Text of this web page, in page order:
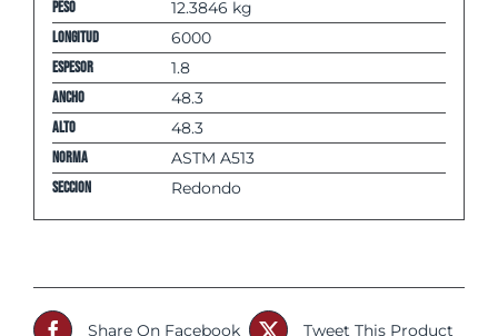
Peso 12.3846 kg
Longitud 6000
espesor 1.8
Ancho 48.3
Alto 48.3
Norma ASTM A513
Seccion Redondo
Share On Facebook Tweet This Product